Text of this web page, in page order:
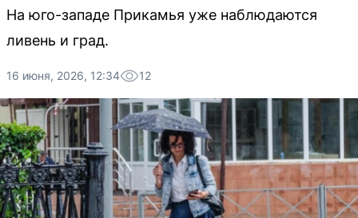
На юго-западе Прикамья уже наблюдаются
ливень и град.
16 июня, 2026, 12:34 12